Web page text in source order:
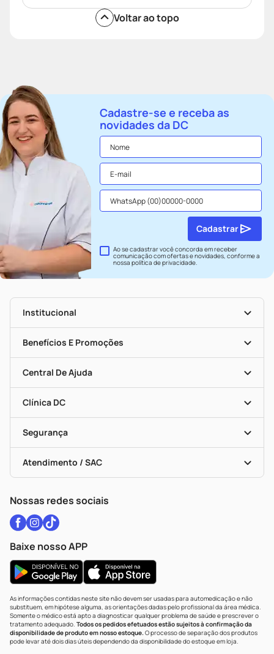
Voltar ao topo
Cadastre-se e receba as
novidades da DC
Ao se cadastrar você concorda em receber
comunicação com ofertas e novidades, conforme a
nossapolítica de privacidade.
Cadastrar
Institucional
Nossas Lojas
Seja Uma Loja Parceira
Mapa De Categorias
Benefícios E Promoções
Convênios
Programa Popular Do Brasil
Encarte De Ofertas
Dermaclub
Cupons E Ofertas
Black Friday
Central De Ajuda
Recompra Programada
Alomed
Formas De Pagamento
Troca E Devolução
Bulas De A A Z
Políticas De Marketplace
Clínica DC
Serviços Farmacêuticos
Testes Rápidos
Autoteste Covid-19
Vacinas
Segurança
Portal Da Privacidade
Atendimento / SAC
Nossas redes sociais
Baixe nosso APP
As informações contidas neste site não devem ser usadas para automedicação e não
substituem, em hipótese alguma, as orientações dadas pelo profissional da área médica.
Somente o médico está apto a diagnosticar qualquer problema de saúde e prescrever o
tratamento adequado. Todos os pedidos efetuados estão sujeitos à confirmação da
disponibilidade de produto em nosso estoque.O processo de separação dos produtos
pode levar até dois dias úteis dependendo da disponibilidade do estoque em loja.